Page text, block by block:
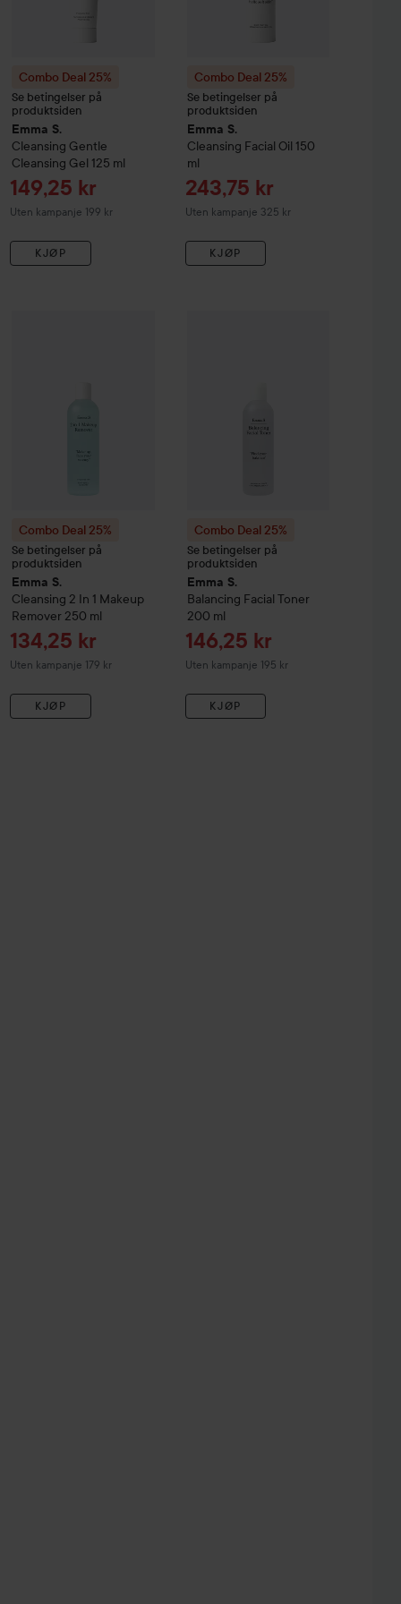
Combo Deal 25%
Se betingelser på
produktsiden
Emma S.
Cleansing Gentle
Cleansing Gel 125 ml
Tilbudspris
149,25 kr
Uten kampanje 199 kr
KJØP
Combo Deal 25%
Se betingelser på
produktsiden
Emma S.
Cleansing Facial Oil 150
ml
Tilbudspris
243,75 kr
Uten kampanje 325 kr
KJØP
Combo Deal 25%
Se betingelser på
produktsiden
Emma S.
Cleansing 2 In 1 Makeup
Remover 250 ml
Tilbudspris
134,25 kr
Uten kampanje 179 kr
KJØP
Combo Deal 25%
Se betingelser på
produktsiden
Emma S.
Balancing Facial Toner
200 ml
Tilbudspris
146,25 kr
Uten kampanje 195 kr
KJØP